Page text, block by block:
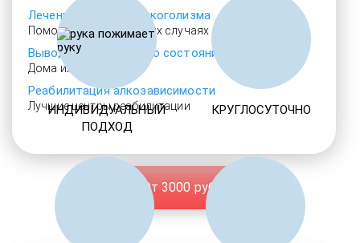
Лечение женского алкоголизма
Помощь даже в тяжелых случаях
Выводим из запойного состояния
Дома или в больнице
Реабилитация алкозависимости
Лучшие центры реабилитации
От 3000 руб.
ИНДИВИДУАЛЬНЫЙ
ПОДХОД
КРУГЛОСУТОЧНО